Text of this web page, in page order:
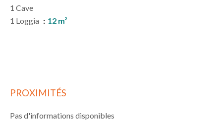
1 Cave
1 Loggia
12 m²
PROXIMITÉS
Pas d'informations disponibles